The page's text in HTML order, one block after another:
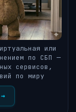
или
по СБП —
сервисов,
по миру